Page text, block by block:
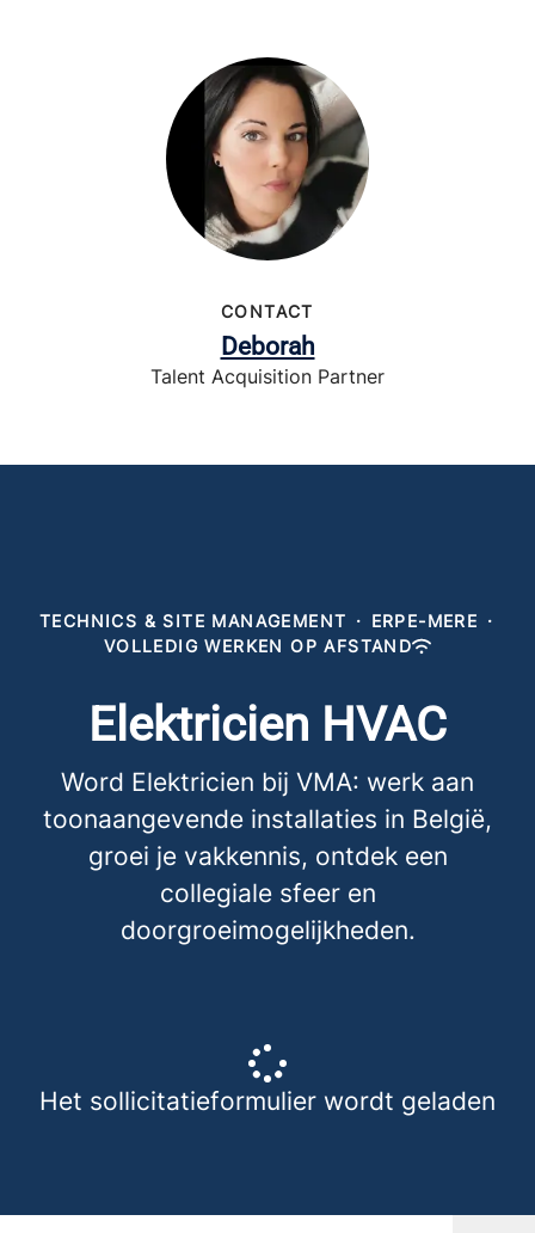
CONTACT
Deborah
Talent Acquisition Partner
TECHNICS & SITE MANAGEMENT · ERPE-MERE ·
VOLLEDIG WERKEN OP AFSTAND
Elektricien HVAC
Word Elektricien bij VMA: werk aan
toonaangevende installaties in België,
groei je vakkennis, ontdek een
collegiale sfeer en
doorgroeimogelijkheden.
Het sollicitatieformulier wordt geladen